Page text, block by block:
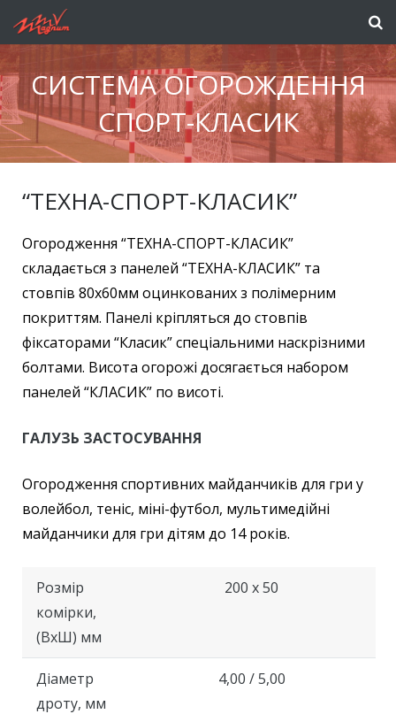
CИСТЕМА ОГОРОЖДЕННЯ
СПОРТ-КЛАСИК
“ТЕХНА-СПОРТ-КЛАСИК”
Огородження “ТЕХНА-СПОРТ-КЛАСИК”
складається з панелей “ТЕХНА-КЛАСИК” та
стовпів 80х60мм оцинкованих з полімерним
покриттям. Панелі кріпляться до стовпів
фіксаторами “Класик” спеціальними наскрізними
болтами. Висота огорожі досягається набором
панелей “КЛАСИК” по висоті.
ГАЛУЗЬ ЗАСТОСУВАННЯ
Огородження спортивних майданчиків для гри у
волейбол, теніс, міні-футбол, мультимедійні
майданчики для гри дітям до 14 років.
Розмір
комірки,
(ВхШ) мм
200 х 50
Діаметр
дроту, мм
4,00 / 5,00